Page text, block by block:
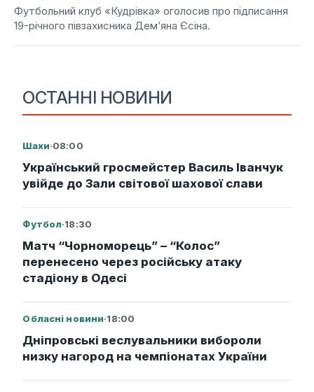
ОСТАННІ НОВИНИ
Шахи·08:00
Український гросмейстер Василь Іванчук
увійде до Зали світової шахової слави
Футбол·18:30
Матч “Чорноморець” – “Колос”
перенесено через російську атаку
стадіону в Одесі
Обласні новини·18:00
Дніпровські веслувальники вибороли
низку нагород на чемпіонатах України
Футбольний клуб «Кудрівка» оголосив про підписання
19-річного півзахисника Дем’яна Єсіна.